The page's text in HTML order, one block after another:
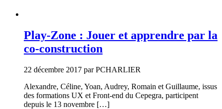
Play-Zone : Jouer et apprendre par la
co-construction
22 décembre 2017 par PCHARLIER
Alexandre, Céline, Yoan, Audrey, Romain et Guillaume, issus
des formations UX et Front-end du Cepegra, participent
depuis le 13 novembre […]